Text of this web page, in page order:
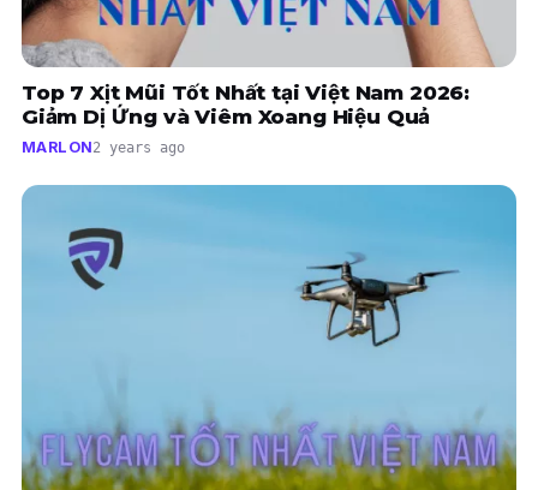
Top 7 Xịt Mũi Tốt Nhất tại Việt Nam 2026:
Giảm Dị Ứng và Viêm Xoang Hiệu Quả
MARLON2 years ago